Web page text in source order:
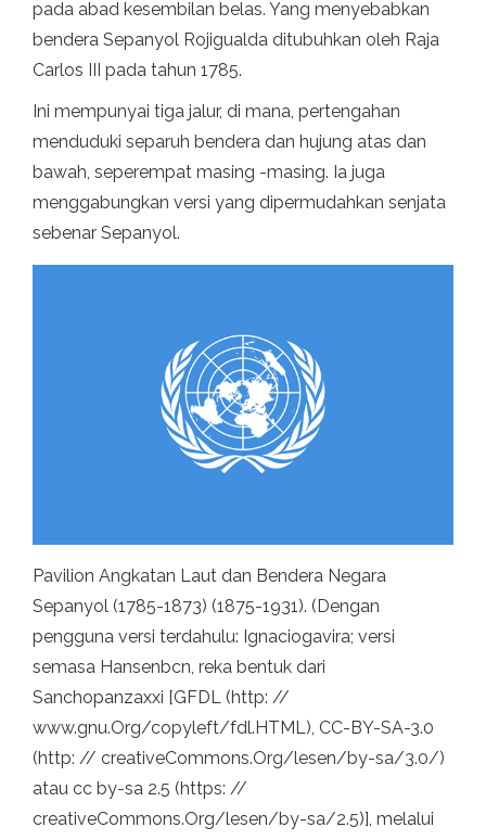
pada abad kesembilan belas. Yang menyebabkan
bendera Sepanyol Rojigualda ditubuhkan oleh Raja
Carlos III pada tahun 1785.
Ini mempunyai tiga jalur, di mana, pertengahan
menduduki separuh bendera dan hujung atas dan
bawah, seperempat masing -masing. Ia juga
menggabungkan versi yang dipermudahkan senjata
sebenar Sepanyol.
Pavilion Angkatan Laut dan Bendera Negara
Sepanyol (1785-1873) (1875-1931). (Dengan
pengguna versi terdahulu: Ignaciogavira; versi
semasa Hansenbcn, reka bentuk dari
Sanchopanzaxxi [GFDL (http: //
www.gnu.Org/copyleft/fdl.HTML), CC-BY-SA-3.0
(http: // creativeCommons.Org/lesen/by-sa/3.0/)
atau cc by-sa 2.5 (https: //
creativeCommons.Org/lesen/by-sa/2.5)], melalui